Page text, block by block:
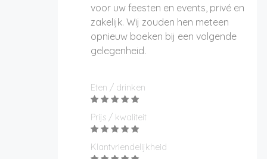
voor uw feesten en events, privé en
zakelijk. Wij zouden hen meteen
opnieuw boeken bij een volgende
gelegenheid.
Eten / drinken
Prijs / kwaliteit
Klantvriendelijkheid